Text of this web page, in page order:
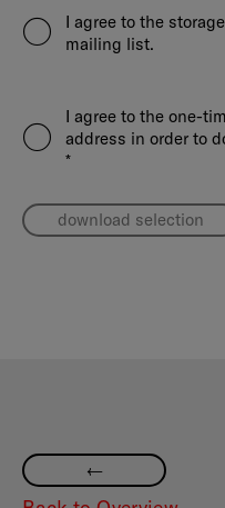
I agree to the
mailing list.
I agree to the one-
address in order to
*
download selection
—